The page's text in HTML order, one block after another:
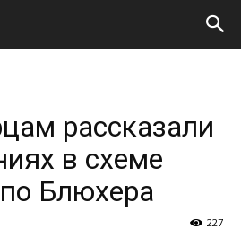
рассказали
в схеме
Блюхера
227